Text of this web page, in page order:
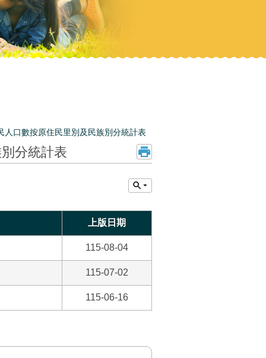
人口數按原住民里別及民族別分統計表
分統計表
上版日期
115-08-04
115-07-02
115-06-16